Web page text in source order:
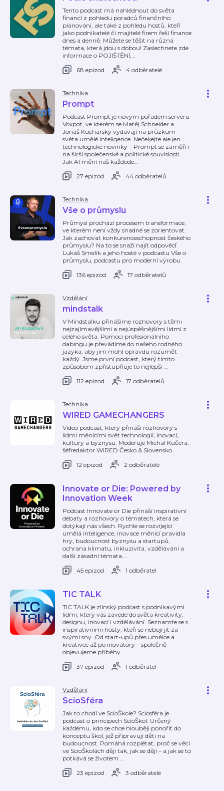
Tento podcast má nahlédnout do světa
financí z pohledu poradců finančního
plánování, ale také z pohledu hostů, kteří
jako podnikatelé či majitelé firem řeší finance
dnes a denně. Můžete se těšit na různá
témata, která jdou s dobou! Zaslechnete zde
informace o POJIŠTĚNÍ,…
68 epizod
4 odběratelé
Technika
Prompt
Podcast Prompt je novým pořadem serveru
Voxpot, ve kterém se Matěj Schneider a
Jonáš Kucharský vydávají na průzkum
světa umělé inteligence. Nečekejte ale jen
technologické novinky – Prompt se zaměří i
na širší společenské a politické souvislosti.
Jak AI mění náš každode…
27 epizod
44 odběratelů
Technika
Vše o průmyslu
Průmysl prochází procesem transformace,
ve kterém není vždy snadné se zorientovat.
Jak zachovat konkurenceschopnost českého
průmyslu? Na to se snaží najít odpověď
Lukáš Smelík a jeho hosté v podcastu Vše o
průmyslu, podcastu pro moderní výrobu.
136 epizod
17 odběratelů
Vzdělání
mindstalk
V Mindstalku přinášíme rozhovory s těmi
nejzajímavějšími a nejúspěšnějšími lidmi z
celého světa. Pomocí profesionálního
dabingu je převádíme do našeho rodného
jazyka, aby jim mohl opravdu rozumět
každý. Jsme první podcast, který tímto
způsobem zpřístupňuje to nejlepší …
112 epizod
17 odběratelů
Technika
WIRED GAMECHANGERS
Video podcast, který přináší rozhovory s
lidmi měnícími svět technologií, inovací,
kultury a byznysu. Moderuje Michal Kučera,
šéfredaktor WIRED Česko & Slovensko.
12 epizod
2 odběratelé
Innovate or Die: Powered by
Innovation Week
Podcast Innovate or Die přináší inspirativní
debaty a rozhovory o tématech, která se
dotýkají nás všech. Rychle se rozvíjející
umělá inteligence, inovace měnící pravidla
hry, budoucnost byznysu a startupů,
ochrana klimatu, inkluzivita, vzdělávání a
další zásadní témata.…
45 epizod
1 odběratel
TIC TALK
TIC TALK je zlínský podcast s podnikavými
lidmi, který vás zavede do světa kreativity,
designu, inovací i vzdělávání. Seznamte se s
inspirativními hosty, kteří se nebojí jít za
svými sny. Od start-upů přes umělce a
kreativce až po inovátory – společně
objevujeme příběhy…
37 epizod
1 odběratel
Vzdělání
ScioSféra
Jak to chodí ve ScioŠkole? Sciosféra je
podcast o principech ScioŠkol. Určený
každému, kdo se chce hlouběji ponořit do
konceptu škol, jež připravují děti na
budoucnost. Pomáhá rozplétat, proč se věci
ve ScioŠkolách ději tak, jak se dějí – a jak se to
potkává se životem …
23 epizod
3 odběratelé